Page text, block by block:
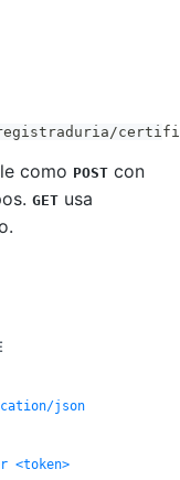
como POST con
GET usa
json
<token>